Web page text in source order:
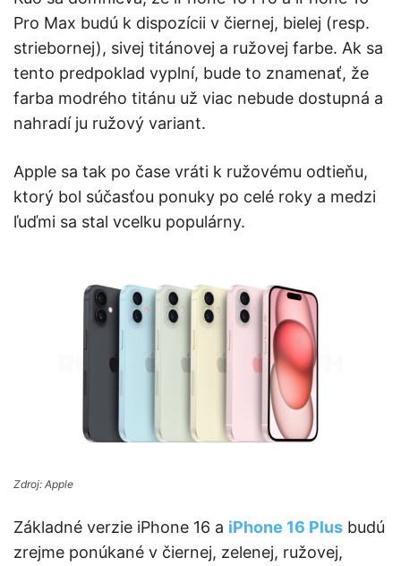
Pro Max budú k dispozícii v čiernej, bielej (resp.
striebornej), sivej titánovej a ružovej farbe. Ak sa
tento predpoklad vyplní, bude to znamenať, že
farba modrého titánu už viac nebude dostupná a
nahradí ju ružový variant.
Apple sa tak po čase vráti k ružovému odtieňu,
ktorý bol súčasťou ponuky po celé roky a medzi
ľuďmi sa stal vcelku populárny.
Zdroj: Apple
Základné verzie iPhone 16 a iPhone 16 Plus budú
zrejme ponúkané v čiernej, zelenej, ružovej,